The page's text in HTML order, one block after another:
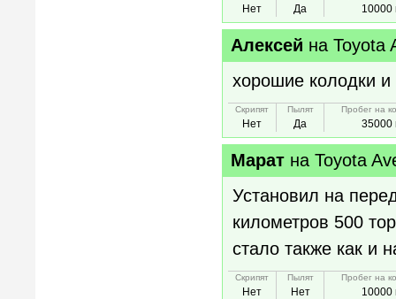
Нет Да 10000
Алексей на Toyota
хорошие колодки и
Скрипят
Нет
Пылят
Да
Пробег на
35000
Марат на Toyota
Установил на
километров 500
стало также как и
Скрипят
Нет
Пылят
Нет
Пробег на
10000